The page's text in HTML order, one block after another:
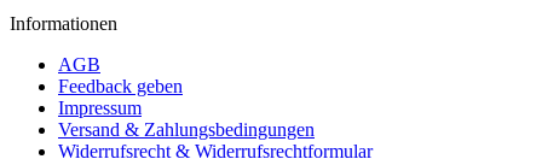
Informationen
AGB
Feedback geben
Impressum
Versand & Zahlungsbedingungen
Widerrufsrecht & Widerrufsrechtformular